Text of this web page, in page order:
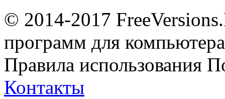
© 2014-2017
программ для
Правила использования
Контакты